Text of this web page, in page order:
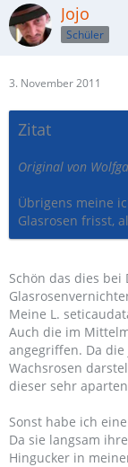
Jojo
Schüler
3. November 2011
Zitat
Original von
Übrigens meine
Glasrosen frisst,
Schön das dies
Meine L.
Auch die im
angegriffen. Da
Wachsrosen
dieser sehr
Sonst habe ich
Da sie langsam
Hingucker in